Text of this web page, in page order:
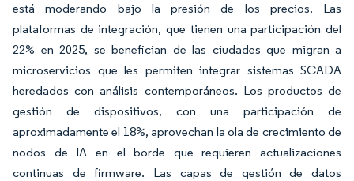
está moderando bajo la presión de los precios. Las
plataformas de integración, que tienen una participación del
22% en 2025, se benefician de las ciudades que migran a
microservicios que les permiten integrar sistemas SCADA
heredados con análisis contemporáneos. Los productos de
gestión de dispositivos, con una participación de
aproximadamente el 18%, aprovechan la ola de crecimiento de
nodos de IA en el borde que requieren actualizaciones
continuas de firmware. Las capas de gestión de datos